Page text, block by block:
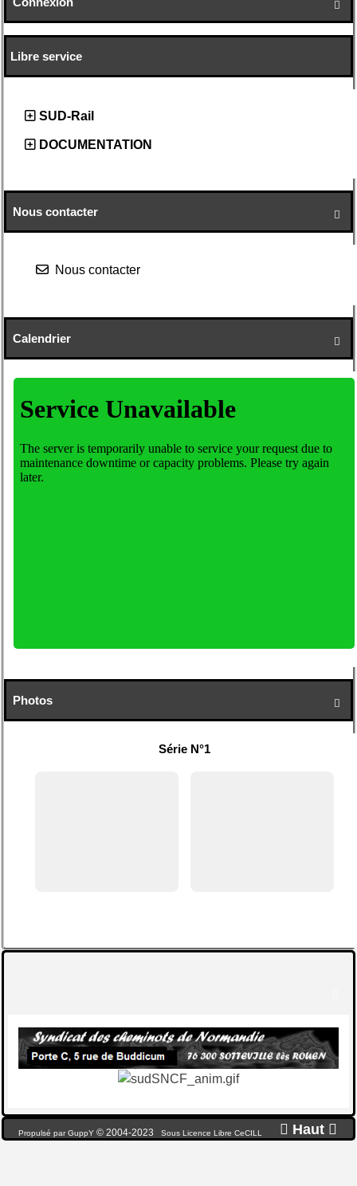

Libre service
SUD-Rail
DOCUMENTATION

Nous contacter
Nous contacter

Calendrier

Photos
Série N°1
 Haut 
Propulsé par GuppY © 2004-2023 Sous Licence Libre CeCILL